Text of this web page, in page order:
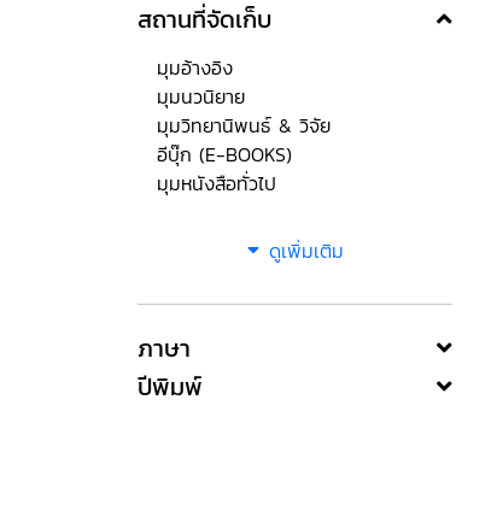
สถานที่จัดเก็บ
มุมอ้างอิง
มุมนวนิยาย
มุมวิทยานิพนธ์ & วิจัย
อีบุ๊ก (E-BOOKS)
มุมหนังสือทั่วไป
ดูเพิ่มเติม
ภาษา
ปีพิมพ์